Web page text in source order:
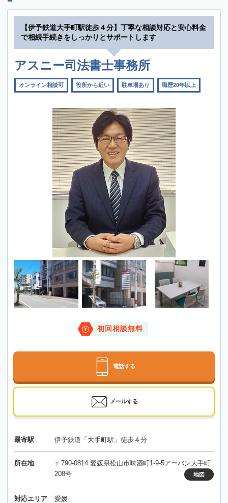
【伊予鉄道大手町駅徒歩４分】丁寧な相談対応と安心料金
で相続手続きをしっかりとサポートします
アスニー司法書士事務所
オンライン相談可 役所から近い 駐車場あり 職歴20年以上
初回相談無料
電話する
メールする
最寄駅 伊予鉄道「大手町駅」徒歩４分
所在地
〒790-0814 愛媛県松山市味酒町1-9-5アーバン大手町
208号
地図
対応エリア 愛媛